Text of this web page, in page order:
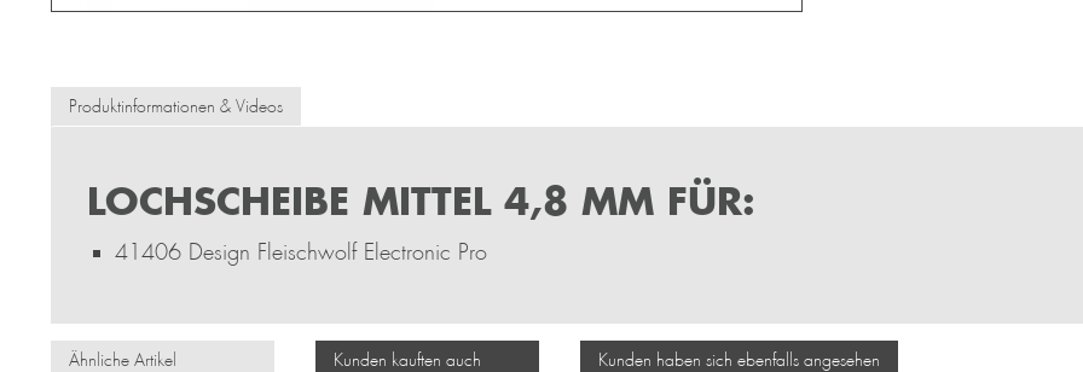
Produktinformationen & Videos
LOCHSCHEIBE MITTEL 4,8 MM FÜR:
41406 Design Fleischwolf Electronic Pro
Ähnliche Artikel Kunden kauften auch Kunden haben sich ebenfalls angesehen